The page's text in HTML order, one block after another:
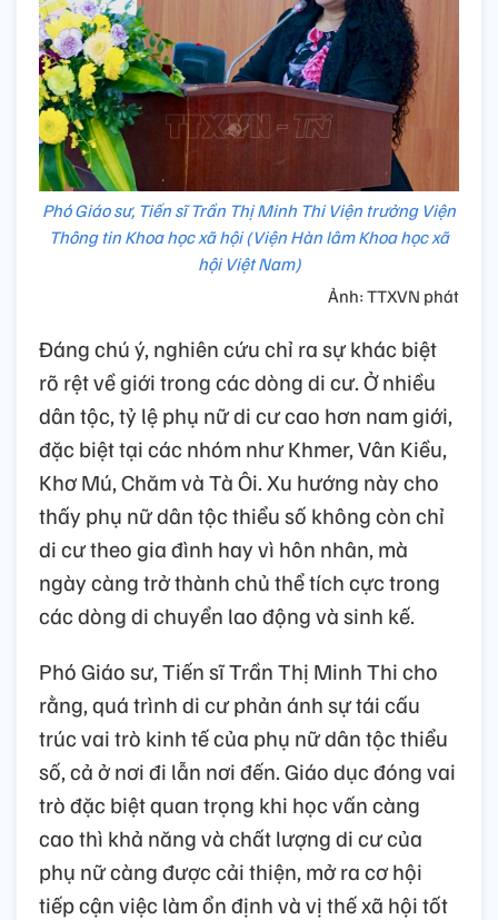
Phó Giáo sư, Tiến sĩ Trần Thị Minh Thi Viện trưởng Viện
Thông tin Khoa học xã hội (Viện Hàn lâm Khoa học xã
hội Việt Nam)
Ảnh: TTXVN phát
Đáng chú ý, nghiên cứu chỉ ra sự khác biệt
rõ rệt về giới trong các dòng di cư. Ở nhiều
dân tộc, tỷ lệ phụ nữ di cư cao hơn nam giới,
đặc biệt tại các nhóm như Khmer, Vân Kiều,
Khơ Mú, Chăm và Tà Ôi. Xu hướng này cho
thấy phụ nữ dân tộc thiểu số không còn chỉ
di cư theo gia đình hay vì hôn nhân, mà
ngày càng trở thành chủ thể tích cực trong
các dòng di chuyển lao động và sinh kế.
Phó Giáo sư, Tiến sĩ Trần Thị Minh Thi cho
rằng, quá trình di cư phản ánh sự tái cấu
trúc vai trò kinh tế của phụ nữ dân tộc thiểu
số, cả ở nơi đi lẫn nơi đến. Giáo dục đóng vai
trò đặc biệt quan trọng khi học vấn càng
cao thì khả năng và chất lượng di cư của
phụ nữ càng được cải thiện, mở ra cơ hội
tiếp cận việc làm ổn định và vị thế xã hội tốt